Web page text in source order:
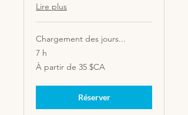
Lire plus
Chargement des jours...
7 h
À
partir
À partir de 35 $CA
Réserver